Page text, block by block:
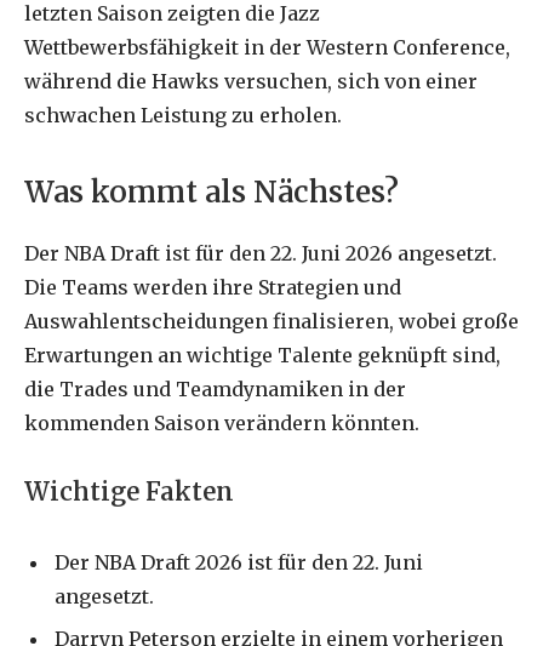
letzten Saison zeigten die Jazz
Wettbewerbsfähigkeit in der Western Conference,
während die Hawks versuchen, sich von einer
schwachen Leistung zu erholen.
Was kommt als Nächstes?
Der NBA Draft ist für den 22. Juni 2026 angesetzt.
Die Teams werden ihre Strategien und
Auswahlentscheidungen finalisieren, wobei große
Erwartungen an wichtige Talente geknüpft sind,
die Trades und Teamdynamiken in der
kommenden Saison verändern könnten.
Wichtige Fakten
Der NBA Draft 2026 ist für den 22. Juni
angesetzt.
Darryn Peterson erzielte in einem vorherigen